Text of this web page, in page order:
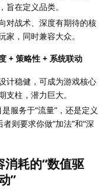
旨在定义品类。
对战术、深度有期待的核
家，同时兼容大众。
+ 策略性 + 系统联动
计稳健，可成为游戏核心
支柱，潜力巨大。
服务于“流量”，还是定义
则要求你做“加法”和“深
耗的“数值驱
”